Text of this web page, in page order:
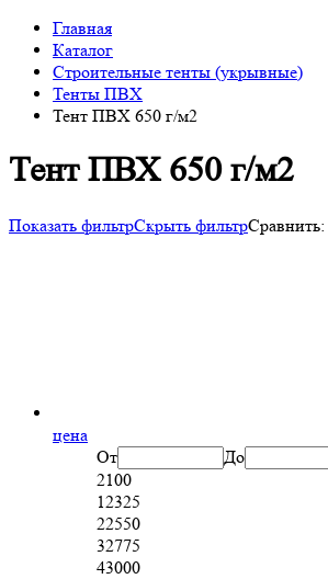
Главная
Каталог
Строительные тенты (укрывные)
Тенты ПВХ
Тент ПВХ 650 г/м2
Тент ПВХ 650 г/м2
Показать фильтрСкрыть фильтрСравнить:
цена
От
До
2100
12325
22550
32775
43000